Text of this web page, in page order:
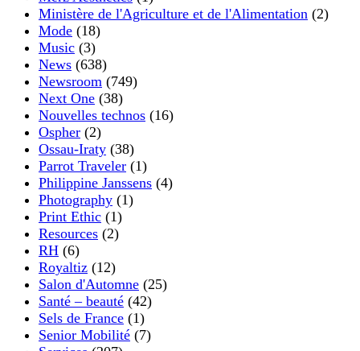
Ministère de l'Agriculture et de l'Alimentation (2)
Mode (18)
Music (3)
News (638)
Newsroom (749)
Next One (38)
Nouvelles technos (16)
Ospher (2)
Ossau-Iraty (38)
Parrot Traveler (1)
Philippine Janssens (4)
Photography (1)
Print Ethic (1)
Resources (2)
RH (6)
Royaltiz (12)
Salon d'Automne (25)
Santé – beauté (42)
Sels de France (1)
Senior Mobilité (7)